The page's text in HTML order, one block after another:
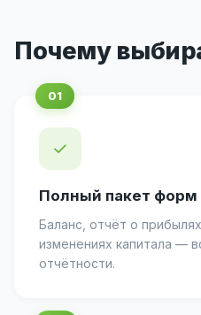
Почему
✓
Полный пакет форм
Баланс, отчёт о
изменениях капитала —
отчётности.